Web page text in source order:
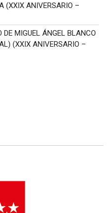
(XXIX ANIVERSARIO –
DE MIGUEL ÁNGEL BLANCO
(XXIX ANIVERSARIO –